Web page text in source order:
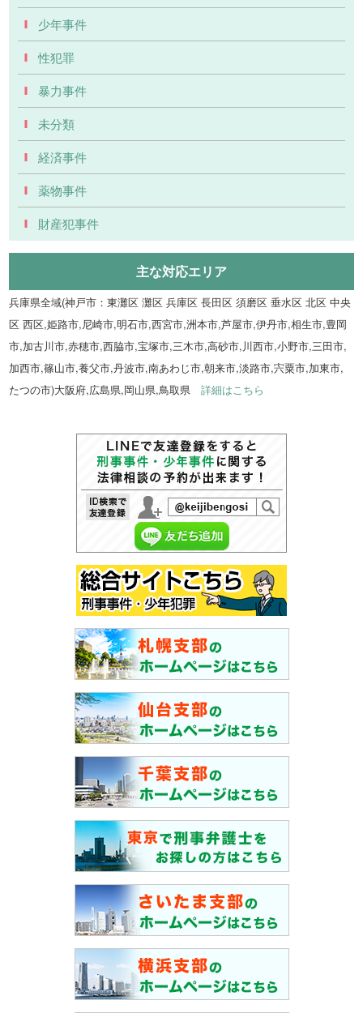
少年事件
性犯罪
暴力事件
未分類
経済事件
薬物事件
財産犯事件
主な対応エリア
兵庫県全域(神戸市：東灘区 灘区 兵庫区 長田区 須磨区 垂水区 北区 中央
区 西区,姫路市,尼崎市,明石市,西宮市,洲本市,芦屋市,伊丹市,相生市,豊岡
市,加古川市,赤穂市,西脇市,宝塚市,三木市,高砂市,川西市,小野市,三田市,
加西市,篠山市,養父市,丹波市,南あわじ市,朝来市,淡路市,宍粟市,加東市,
たつの市)大阪府,広島県,岡山県,鳥取県詳細はこちら